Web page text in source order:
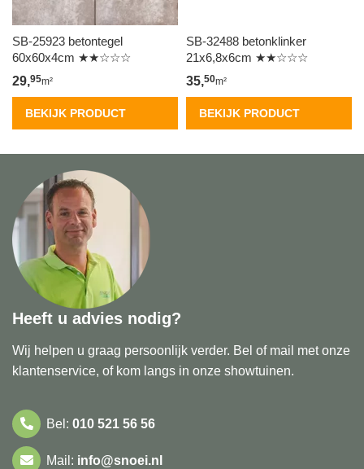
SB-25923 betontegel
60x60x4cm ★★☆☆☆
29,95m²
BEKIJK PRODUCT
SB-32488 betonklinker
21x6,8x6cm ★★☆☆☆
35,50m²
BEKIJK PRODUCT
Heeft u advies nodig?
Wij helpen u graag persoonlijk verder. Bel of mail met onze
klantenservice, of kom langs in onze showtuinen.
Bel: 010 521 56 56
Mail: info@snoei.nl